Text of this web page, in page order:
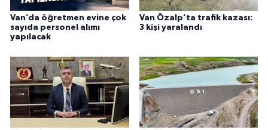
Van’da öğretmen evine çok
sayıda personel alımı
yapılacak
Van Özalp’ta trafik kazası:
3 kişi yaralandı